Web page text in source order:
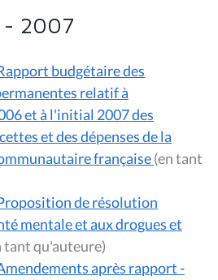
- 2007
budgétaire des
relatif à
et à l'initial 2007 des
et des dépenses de la
française(en tant
de résolution
mentale et aux drogues et
(en tant qu'auteure)
après rapport -